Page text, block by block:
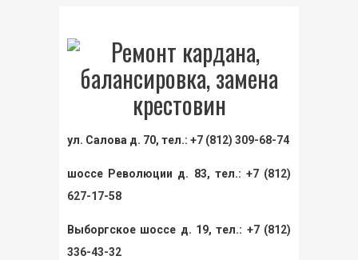
ул. Салова д. 70, тел.: +7 (812) 309-68-74
шоссе Революции д. 83, тел.: +7 (812)
627-17-58
Выборгское шоссе д. 19, тел.: +7 (812)
336-43-32